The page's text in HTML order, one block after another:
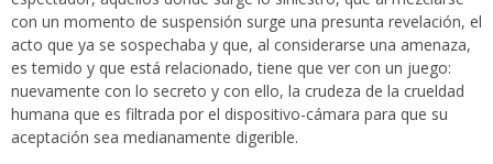
con un momento de suspensión surge una presunta revelación, el
acto que ya se sospechaba y que, al considerarse una amenaza,
es temido y que está relacionado, tiene que ver con un juego:
nuevamente con lo secreto y con ello, la crudeza de la crueldad
humana que es filtrada por el dispositivo-cámara para que su
aceptación sea medianamente digerible.